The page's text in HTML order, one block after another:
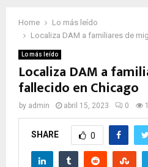
Home
Lo más leído
Localiza DAM a familiares de
Lo más leído
Localiza DAM a
fallecido en Chicago
by admin abril 15, 2023 0
SHARE 0